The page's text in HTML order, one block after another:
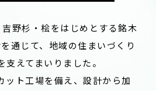
野杉・桧をはじめとする銘木
通じて、 地域の住まいづくり
支えてまいりました。
ット工場を備え、設計から加